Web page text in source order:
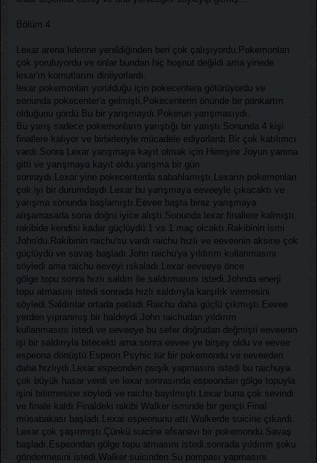
Bölüm 4
Lexar arena liderine yenildiğinden beri çok çalışıyordu.Pokemonları
çok yoruluyordu ve onlar bundan hiç hoşnut değildi ama yinede
lexar'ın komutlarını dinliyorlardı.
lexar pokemonları yorulduğu için pokecentera götürüyordu ve
sonunda pokecenter'a gelmişti.Pokecenterin önünde bir pankartın
olduğunu gördü.Bu bir yarışmaydı.Pokerun yarışmasıydı.
Bu yarış sadece pokemonların yarıştığı bir yarıştı.Sonunda 4 kişi
finallere kalıyor ve birbirleriyle mücadele ediyorlardı.Bir çok katılımcı
vardı.Sonra Lexar yarışmaya kayıt olmak için Hemşire Joyun yanına
gitti ve yarışmaya kayıt oldu.yarışma bir gün
sonraydı.Lexar yine pokecenterda sabahlamıştı.Lexarın pokemonları
çok iyi bir durumdaydı.Lexar bu yarışmaya eeveeyle çıkacaktı ve
yarışma sonunda başlamıştı.Eevee başta biraz yarışmaya
alışamasada sona doğru iyice alıştı.Sonunda lexar finallere kalmıştı.
rakibide kendisi kadar güçlüydü.1 vs 1 maç olcaktı.Rakibinin ismi
John'du.Rakibinin raichu'su vardı raichu hızlı ve eeveenin aksine çok
güçlüydü ve savaş başladı.John raichu'ya yıldırım kullanmasını
söyledi ama raichu eeveyi ıskaladı.Lexar eeveeye önce
gölge topu sonra hızlı saldırı ile saldırmasını istedi.Johnda enerji
topu atmasını istedi sonrada hızlı saldırıyla karşılık vermesini
söyledi.Saldırılar ortada patladı.Raichu daha güçlü çıkmıştı.Eevee
yerden yıpranmış bir haldeydi.John raichudan yıldırım
kullanmasını istedi ve eeveeye bu sefer doğrudan değmişti eeveenin
işi bir saldırıyla bitecekti ama sonra eevee ye birşey oldu ve eevee
espeona dönüştü.Espeon Psyhic tür bir pokemondu ve eeveeden
daha hızlıydı.Lexar espeonden psişik yapmasını istedi bu raichuya
çok büyük hasar verdi ve lexar sonrasında espeondan gölge topuyla
işini bitirmesine söyledi ve raichu bayılmıştı.Lexar buna çok sevindi
ve finale kaldı.Finaldeki rakibi Walker isminde bir gençti.Final
müsabakası başladı.Lexar espeonunu attı.Walkerde suicine çıkardı.
Lexar çok şaşırmıştı.Çünkü suicine efsanevi bir pokemondu.Savaş
başladı.Espeondan gölge topu atmasını istedi.sonrada yıldırım şoku
göndermesini istedi.Walker suicinden Su pompası yapmasını